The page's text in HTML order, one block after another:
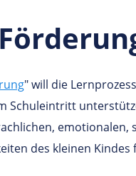
" will die
Schuleintritt
emotionalen,
des kleinen Kindes